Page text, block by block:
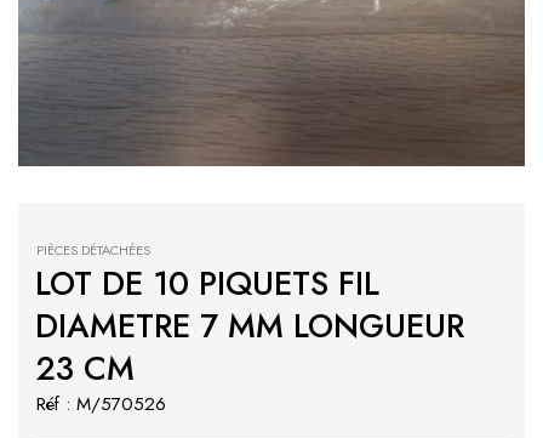
PIÈCES DÉTACHÉES
LOT DE 10 PIQUETS FIL
DIAMETRE 7 MM LONGUEUR
23 CM
Réf : M/570526